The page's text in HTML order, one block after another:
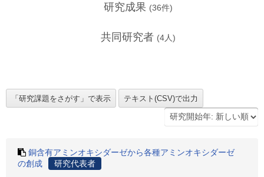
研究成果 (36件)
共同研究者 (4人)
銅含有アミンオキシダーゼから各種アミンオキシダーゼ
の創成
研究代表者